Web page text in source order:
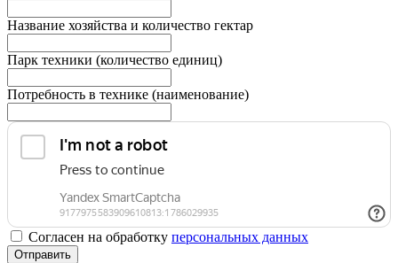
Название хозяйства и количество гектар
Парк техники (количество единиц)
Потребность в технике (наименование)
Согласен на обработку персональныx данных